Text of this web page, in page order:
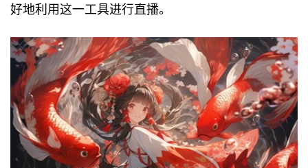
好地利用这一工具进行直播。